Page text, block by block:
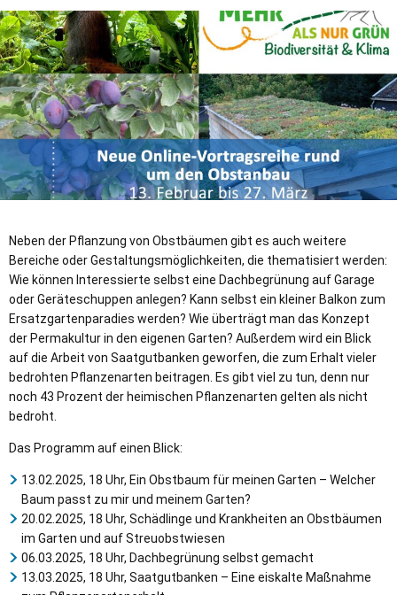
Neben der Pflanzung von Obstbäumen gibt es auch weitere
Bereiche oder Gestaltungsmöglichkeiten, die thematisiert werden:
Wie können Interessierte selbst eine Dachbegrünung auf Garage
oder Geräteschuppen anlegen? Kann selbst ein kleiner Balkon zum
Ersatzgartenparadies werden? Wie überträgt man das Konzept
der Permakultur in den eigenen Garten? Außerdem wird ein Blick
auf die Arbeit von Saatgutbanken geworfen, die zum Erhalt vieler
bedrohten Pflanzenarten beitragen. Es gibt viel zu tun, denn nur
noch 43 Prozent der heimischen Pflanzenarten gelten als nicht
bedroht.
Das Programm auf einen Blick:
13.02.2025, 18 Uhr, Ein Obstbaum für meinen Garten – Welcher
Baum passt zu mir und meinem Garten?
20.02.2025, 18 Uhr, Schädlinge und Krankheiten an Obstbäumen
im Garten und auf Streuobstwiesen
06.03.2025, 18 Uhr, Dachbegrünung selbst gemacht
13.03.2025, 18 Uhr, Saatgutbanken – Eine eiskalte Maßnahme